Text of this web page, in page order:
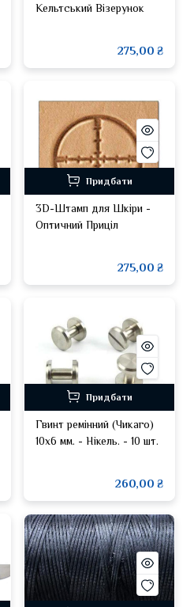
Кельтський Візерунок
275,00 ₴
Придбати
3D-Штамп для Шкіри -
Оптичний Приціл
275,00 ₴
Придбати
Гвинт ремінний (Чикаго)
10х6 мм. - Нікель. - 10 шт.
260,00 ₴